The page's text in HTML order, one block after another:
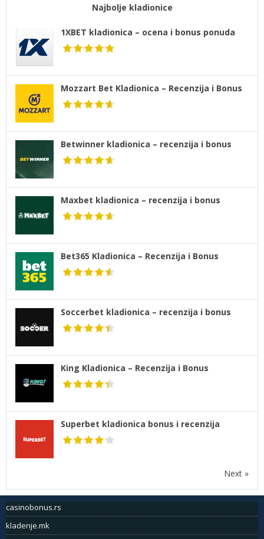
Najbolje kladionice
1XBET kladionica – ocena i bonus ponuda
Mozzart Bet Kladionica – Recenzija i Bonus
Betwinner kladionica – recenzija i bonus
Maxbet kladionica – recenzija i bonus
Bet365 Kladionica – Recenzija i Bonus
Soccerbet kladionica – recenzija i bonus
King Kladionica – Recenzija i Bonus
Superbet kladionica bonus i recenzija
Next »
casinobonus.rs
kladenje.mk